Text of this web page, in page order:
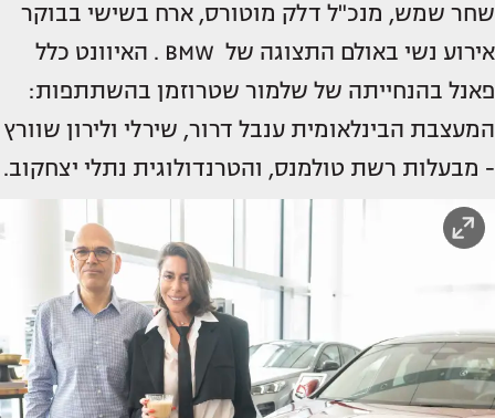
שחר שמש, מנכ"ל דלק מוטורס, ארח בשישי בבוקר
אירוע נשי באולם התצוגה של BMW . האיוונט כלל
פאנל בהנחייתה של שלמור שטרוזמן בהשתתפות:
המעצבת הבינלאומית ענבל דרור, שירלי ולירון שוורץ
- מבעלות רשת טולמנס, והטרנדולוגית נתלי יצחקוב.